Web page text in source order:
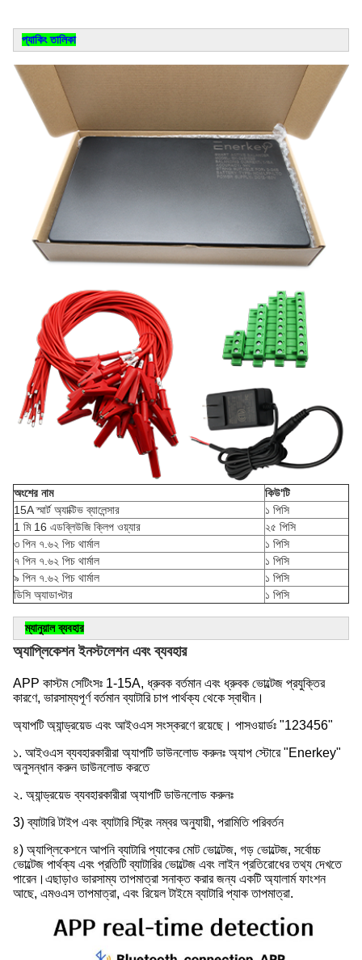
প্যাকিং তালিকা
অংশের নাম
কিউ'টি
15A স্মার্ট অ্যাক্টিভ ব্যালেন্সার
১ পিসি
1 মি 16 এডব্লিউজি ক্লিপ ওয়্যার
২৫ পিসি
৩ পিন ৭.৬২ পিচ থার্মাল
১ পিসি
৭ পিন ৭.৬২ পিচ থার্মাল
১ পিসি
৯ পিন ৭.৬২ পিচ থার্মাল
১ পিসি
ডিসি অ্যাডাপ্টার
১ পিসি
ম্যানুয়াল ব্যবহার
অ্যাপ্লিকেশন ইনস্টলেশন এবং ব্যবহার
APP কাস্টম সেটিংসঃ 1-15A, ধ্রুবক বর্তমান এবং ধ্রুবক ভোল্টেজ প্রযুক্তির
কারণে, ভারসাম্যপূর্ণ বর্তমান ব্যাটারি চাপ পার্থক্য থেকে স্বাধীন।
অ্যাপটি অ্যান্ড্রয়েড এবং আইওএস সংস্করণে রয়েছে। পাসওয়ার্ডঃ "123456"
১. আইওএস ব্যবহারকারীরা অ্যাপটি ডাউনলোড করুনঃ অ্যাপ স্টোরে "Enerkey"
অনুসন্ধান করুন ডাউনলোড করতে
২. অ্যান্ড্রয়েড ব্যবহারকারীরা অ্যাপটি ডাউনলোড করুনঃ
3) ব্যাটারি টাইপ এবং ব্যাটারি স্ট্রিং নম্বর অনুযায়ী, পরামিতি পরিবর্তন
৪) অ্যাপ্লিকেশনে আপনি ব্যাটারি প্যাকের মোট ভোল্টেজ, গড় ভোল্টেজ, সর্বোচ্চ
ভোল্টেজ পার্থক্য এবং প্রতিটি ব্যাটারির ভোল্টেজ এবং লাইন প্রতিরোধের তথ্য দেখতে
পারেন।এছাড়াও ভারসাম্য তাপমাত্রা সনাক্ত করার জন্য একটি অ্যালার্ম ফাংশন
আছে, এমওএস তাপমাত্রা, এবং রিয়েল টাইমে ব্যাটারি প্যাক তাপমাত্রা.